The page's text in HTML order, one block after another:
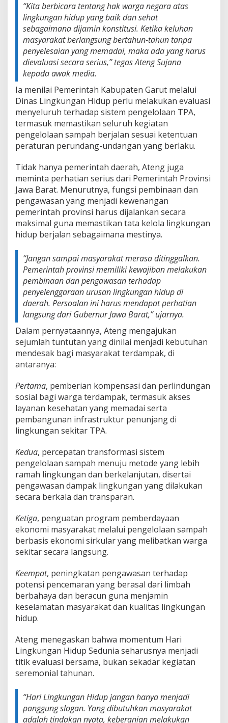
n
L
a
n
g
k
a
h
K
o
n
s
t
i
t
u
s
o
n
a
l
“Kita berbicara tentang hak warga negara atas
lingkungan hidup yang baik dan sehat
sebagaimana dijamin konstitusi. Ketika keluhan
masyarakat berlangsung bertahun-tahun tanpa
penyelesaian yang memadai, maka ada yang harus
dievaluasi secara serius,” tegas Ateng Sujana
kepada awak media.
Ia menilai Pemerintah Kabupaten Garut melalui
Dinas Lingkungan Hidup perlu melakukan evaluasi
menyeluruh terhadap sistem pengelolaan TPA,
termasuk memastikan seluruh kegiatan
pengelolaan sampah berjalan sesuai ketentuan
peraturan perundang-undangan yang berlaku.
Tidak hanya pemerintah daerah, Ateng juga
meminta perhatian serius dari Pemerintah Provinsi
Jawa Barat. Menurutnya, fungsi pembinaan dan
pengawasan yang menjadi kewenangan
pemerintah provinsi harus dijalankan secara
maksimal guna memastikan tata kelola lingkungan
hidup berjalan sebagaimana mestinya.
“Jangan sampai masyarakat merasa ditinggalkan.
Pemerintah provinsi memiliki kewajiban melakukan
pembinaan dan pengawasan terhadap
penyelenggaraan urusan lingkungan hidup di
daerah. Persoalan ini harus mendapat perhatian
langsung dari Gubernur Jawa Barat,” ujarnya.
Dalam pernyataannya, Ateng mengajukan
sejumlah tuntutan yang dinilai menjadi kebutuhan
mendesak bagi masyarakat terdampak, di
antaranya:
Pertama, pemberian kompensasi dan perlindungan
sosial bagi warga terdampak, termasuk akses
layanan kesehatan yang memadai serta
pembangunan infrastruktur penunjang di
lingkungan sekitar TPA.
Kedua, percepatan transformasi sistem
pengelolaan sampah menuju metode yang lebih
ramah lingkungan dan berkelanjutan, disertai
pengawasan dampak lingkungan yang dilakukan
secara berkala dan transparan.
Ketiga, penguatan program pemberdayaan
ekonomi masyarakat melalui pengelolaan sampah
berbasis ekonomi sirkular yang melibatkan warga
sekitar secara langsung.
Keempat, peningkatan pengawasan terhadap
potensi pencemaran yang berasal dari limbah
berbahaya dan beracun guna menjamin
keselamatan masyarakat dan kualitas lingkungan
hidup.
Ateng menegaskan bahwa momentum Hari
Lingkungan Hidup Sedunia seharusnya menjadi
titik evaluasi bersama, bukan sekadar kegiatan
seremonial tahunan.
“Hari Lingkungan Hidup jangan hanya menjadi
panggung slogan. Yang dibutuhkan masyarakat
adalah tindakan nyata, keberanian melakukan